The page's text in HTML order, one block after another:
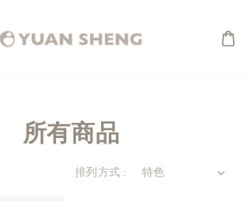
所有商品
排列方式 :